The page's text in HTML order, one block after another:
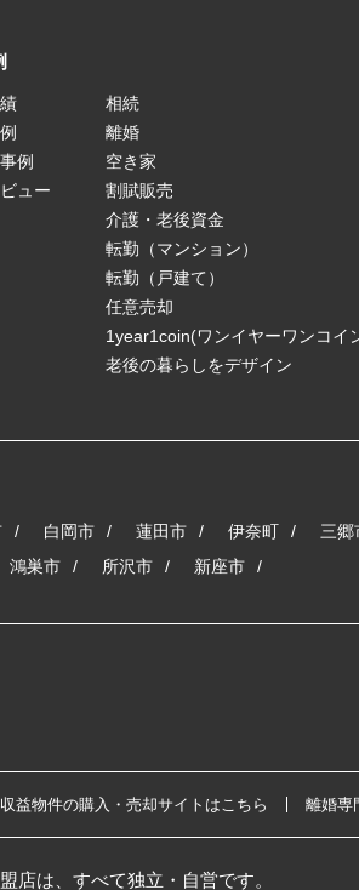
例
ュー
相続
離婚
空き家
割賦販売
介護・老後資金
転勤（マンション）
転勤（戸建て）
任意売却
1year1coin(ワンイヤーワンコイ
老後の暮らしをデザイン
白岡市 蓮田市 伊奈町 三郷
鴻巣市 所沢市 新座市
収益物件の購入・売却サイトはこちら 離婚専
店は、すべて独立・自営です。